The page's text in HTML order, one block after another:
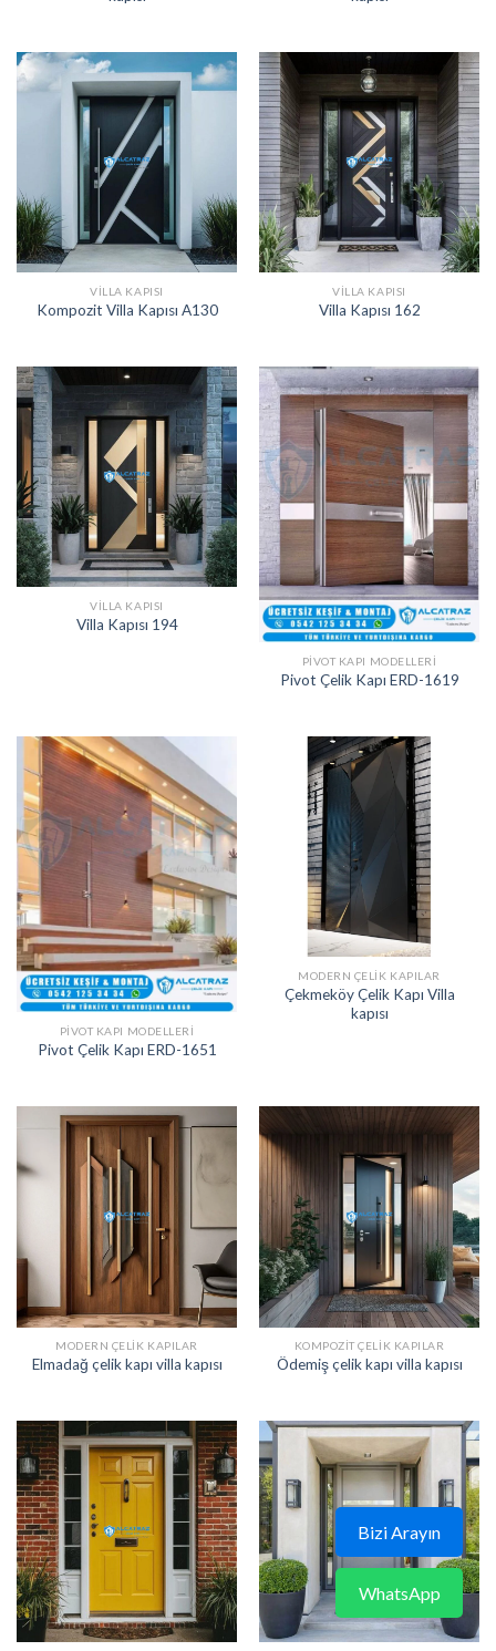
VILLA KAPISI
Kompozit Villa Kapısı A130
VILLA KAPISI
Villa Kapısı 162
VILLA KAPISI
Villa Kapısı 194
PIVOT KAPI MODELLERI
Pivot Çelik Kapı ERD-1619
PIVOT KAPI MODELLERI
Pivot Çelik Kapı ERD-1651
MODERN ÇELIK KAPILAR
Çekmeköy Çelik Kapı Villa
kapısı
MODERN ÇELIK KAPILAR
Elmadağ çelik kapı villa kapısı
KOMPOZIT ÇELIK KAPILAR
Ödemiş çelik kapı villa kapısı
Bizi Arayın
WhatsApp